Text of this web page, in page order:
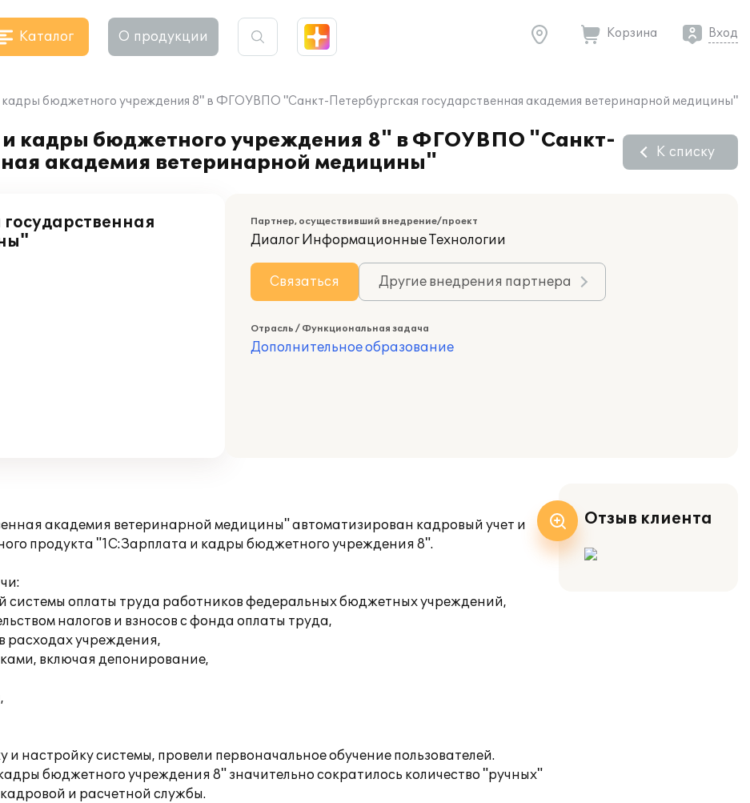
Каталог О продукции Корзина Вход
бюджетного учреждения 8" в ФГОУВПО "Санкт-Петербургская государственная академия ветеринарной медицины"
кадры бюджетного учреждения 8" в ФГОУВПО "Санкт-
академия ветеринарной медицины"
К списку
Партнер, осуществивший внедрение/проект
Диалог Информационные Технологии
Связаться Другие внедрения партнера
Отрасль / Функциональная задача
Дополнительное образование
академия ветеринарной медицины" автоматизирован кадровый учет и
продукта "1С:Зарплата и кадры бюджетного учреждения 8".
системы оплаты труда работников федеральных бюджетных учреждений,
налогов и взносов с фонда оплаты труда,
расходах учреждения,
включая депонирование,
настройку системы, провели первоначальное обучение пользователей.
бюджетного учреждения 8" значительно сократилось количество "ручных"
и расчетной службы.
Отзыв клиента